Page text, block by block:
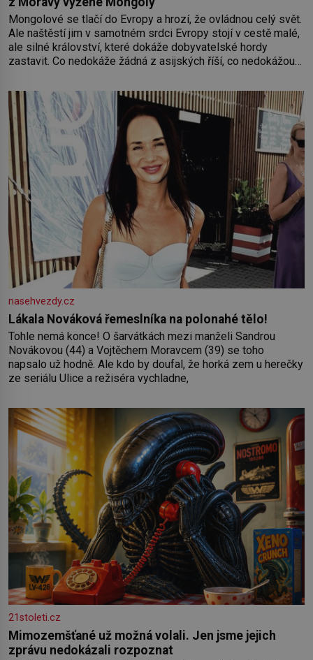
Mongolové se tlačí do Evropy a hrozí, že ovládnou celý svět.
Ale naštěstí jim v samotném srdci Evropy stojí v cestě malé,
ale silné království, které dokáže dobyvatelské hordy
zastavit. Co nedokáže žádná z asijských říší, co nedokážou
od roku 1223 postupují podél Kaspického a Azovského
moře,
nasehvezdy.cz
Lákala Nováková řemeslníka na polonahé tělo!
Tohle nemá konce! O šarvátkách mezi manželi Sandrou
Novákovou (44) a Vojtěchem Moravcem (39) se toho
napsalo už hodně. Ale kdo by doufal, že horká zem u herečky
ze seriálu Ulice a režiséra vychladne,
21stoleti.cz
Mimozemšťané už možná volali. Jen jsme jejich
zprávu nedokázali rozpoznat